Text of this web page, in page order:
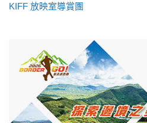
KIFF 放映室導賞團